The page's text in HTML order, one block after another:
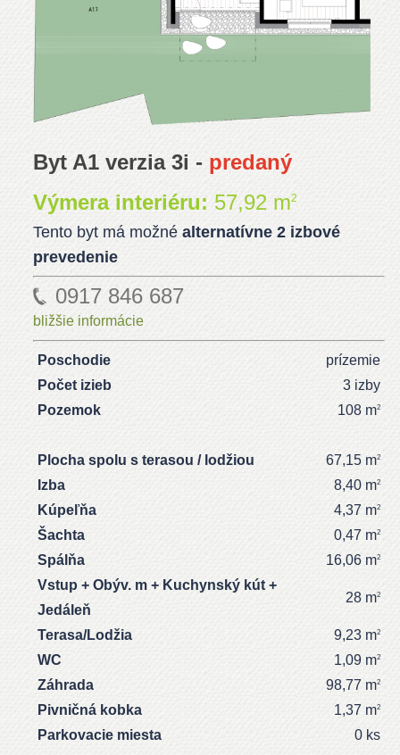
Byt A1 verzia 3i - predaný
Výmera interiéru: 57,92 m2
Tento byt má možné alternatívne 2 izbové
prevedenie
0917 846 687
bližšie informácie
Poschodie
prízemie
Počet izieb
3 izby
Pozemok
108 m2
Plocha spolu s terasou / lodžiou 67,15 m2
Izba 8,40 m2
Kúpeľňa 4,37 m2
Šachta 0,47 m2
Spálňa 16,06 m2
Vstup + Obýv. m + Kuchynský kút +
Jedáleň
28 m2
Terasa/Lodžia 9,23 m2
WC 1,09 m2
Záhrada 98,77 m2
Pivničná kobka 1,37 m2
Parkovacie miesta 0 ks